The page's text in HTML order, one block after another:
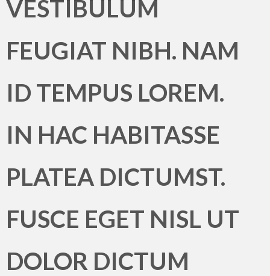
VESTIBULUM
FEUGIAT NIBH. NAM
ID TEMPUS LOREM.
IN HAC HABITASSE
PLATEA DICTUMST.
FUSCE EGET NISL UT
DOLOR DICTUM